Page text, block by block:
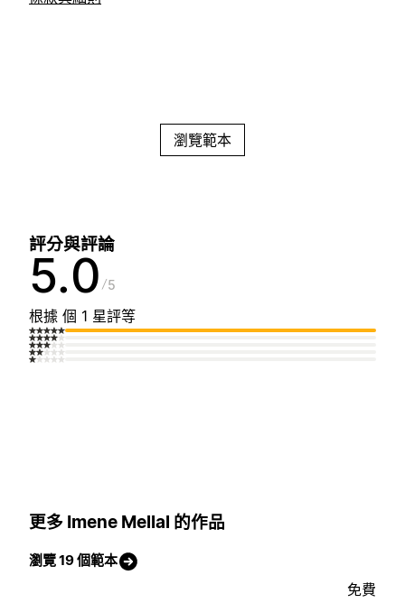
瀏覽範本
評分與評論
5.0 5
根據 個 1 星評等
更多 Imene Mellal 的作品
瀏覽 19 個範本
免費